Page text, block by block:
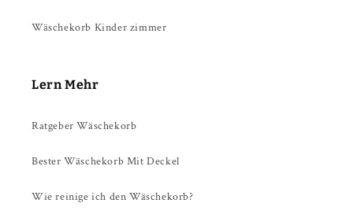
Wäschekorb Kinder zimmer
Lern Mehr
Ratgeber Wäschekorb
Bester Wäschekorb Mit Deckel
Wie reinige ich den Wäschekorb?